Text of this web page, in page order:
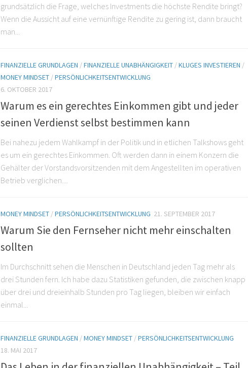
grundsätzlich die Frage, welches Investments die höchste Rendite bringt?
Wenn die Aussicht auf eine vernünftige Rendite zu gering ist, dann braucht
man...
FINANZIELLE GRUNDLAGEN /FINANZIELLE UNABHÄNGIGKEIT /KLUGES INVESTIEREN /
MONEY MINDSET /PERSÖNLICHKEITSENTWICKLUNG
6. OKTOBER 2017
Warum es ein gerechtes Einkommen gibt und jeder
seinen Verdienst selbst bestimmen kann
Bei nahezu jedem Wahlkampf in der Politik und in etlichen Talkshows geht
es um ein gerechtes Einkommen. Oft werden dann in einem Konzern die
Gehälter der Vorstandsvorsitzenden mit dem Angestellten im operativen
Betrieb verglichen....
MONEY MINDSET /PERSÖNLICHKEITSENTWICKLUNG 21. SEPTEMBER 2017
Warum Sie den Fernseher nicht mehr einschalten
sollten
Im Durchschnitt sehen die Menschen in Deutschland jeden Tag mehr als
drei Stunden fern. Ich habe dazu Statistiken gefunden, die zwischen knapp
über drei und dreieinhalb Stunden pro Tag liegen, bleiben wir einfach
einmal...
FINANZIELLE GRUNDLAGEN /MONEY MINDSET /PERSÖNLICHKEITSENTWICKLUNG
18. MAI 2017